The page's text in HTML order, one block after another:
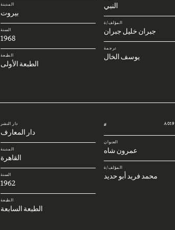
النبي
المؤلف/ة
جبران خليل جبران
ترجمة
يوسف الخال
المدينة
بيروت
السنة
1968
الطبعة
الطبعة الأولى
#
العنوان
عمرون شاه
المؤلف/ة
محمد فريد أبو حديد
دار النشر
دار المعارف
المدينة
القاهرة
السنة
1962
الطبعة
الطبعة السابعة